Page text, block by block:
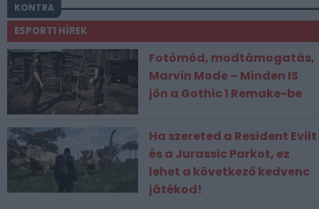
KONTRA
ESPORT1 HÍREK
Fotómód, modtámogatás,
Marvin Mode – Minden IS
jön a Gothic 1 Remake-be
Ha szereted a Resident Evilt
és a Jurassic Parkot, ez
lehet a következő kedvenc
játékod!